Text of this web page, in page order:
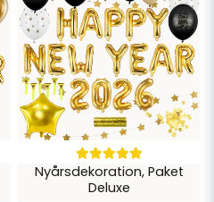
nyårsfesten snabbt utan disk. Men
nyårsmiddag med eget porslin
och serpentiner för att höja
Nyårsdekoration, Paket
Deluxe